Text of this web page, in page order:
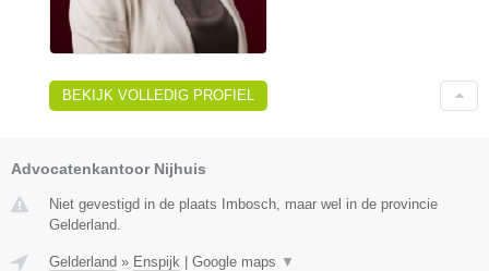
BEKIJK VOLLEDIG PROFIEL
Advocatenkantoor Nijhuis
Niet gevestigd in de plaats Imbosch, maar wel in de provincie
Gelderland.
Gelderland » Enspijk Google maps ▼